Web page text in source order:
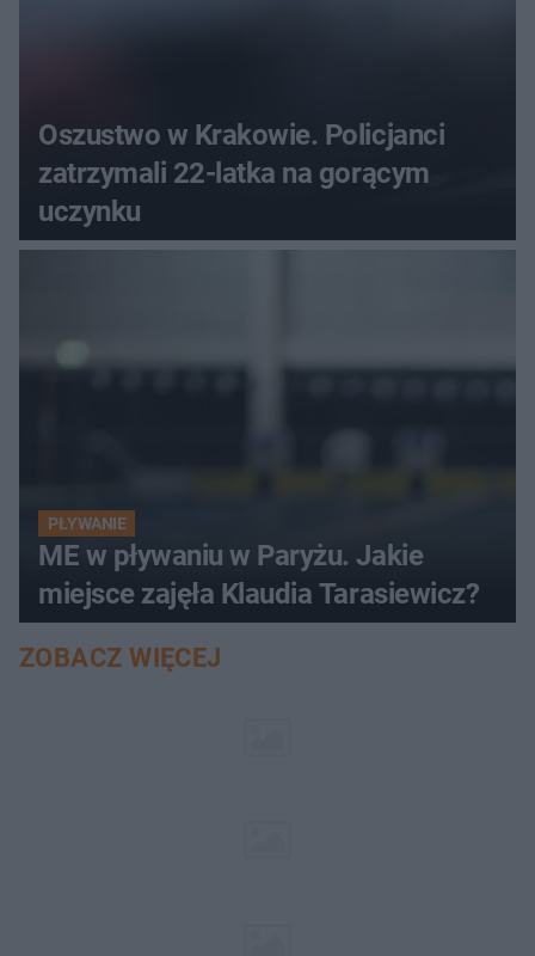
Oszustwo w Krakowie. Policjanci
zatrzymali 22-latka na gorącym
uczynku
PŁYWANIE
ME w pływaniu w Paryżu. Jakie
miejsce zajęła Klaudia Tarasiewicz?
ZOBACZ WIĘCEJ